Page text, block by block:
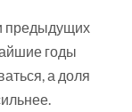
предыдущих
годы
а доля